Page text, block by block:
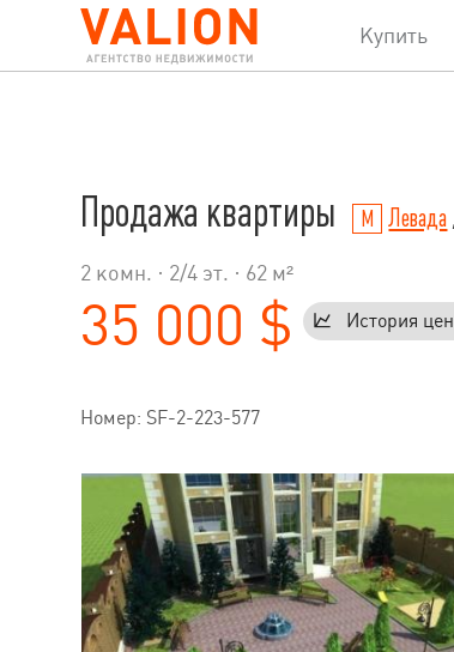
Купить
Продажа квартиры Левада
2 комн. · 2/4 эт. · 62 м²
35 000 $ История
Номер: SF-2-223-577